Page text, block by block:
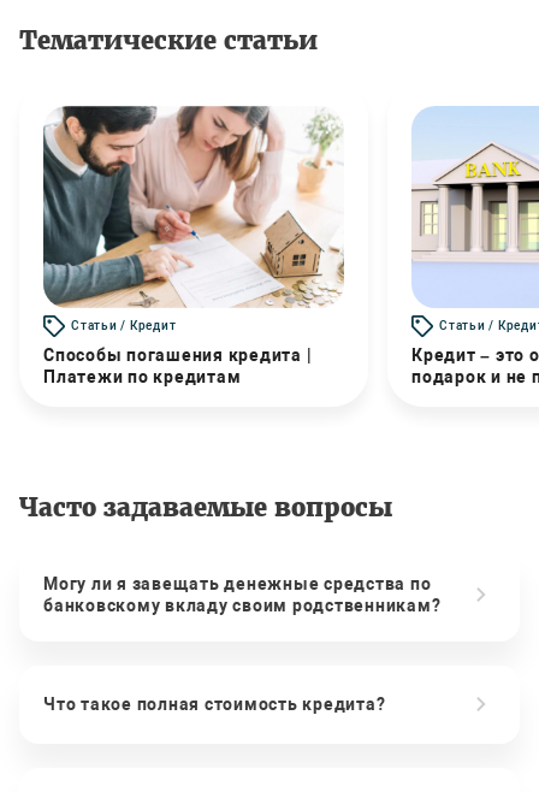
Тематические статьи
Статьи / Кредит
Способы погашения кредита |
Платежи по кредитам
Статьи /
Кредит – это
подарок и не
Часто задаваемые вопросы
Могу ли я завещать денежные средства по
банковскому вкладу своим родственникам?
Что такое полная стоимость кредита?